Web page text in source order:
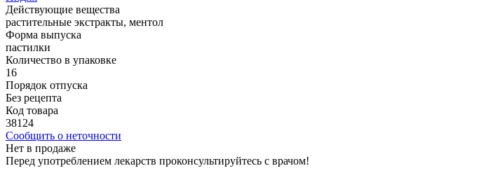
Действующие вещества
растительные экстракты, ментол
Форма выпуска
пастилки
Количество в упаковке
16
Порядок отпуска
Без рецепта
Код товара
38124
Сообщить о неточности
Нет в продаже
Перед употреблением лекарств проконсультируйтесь с врачом!